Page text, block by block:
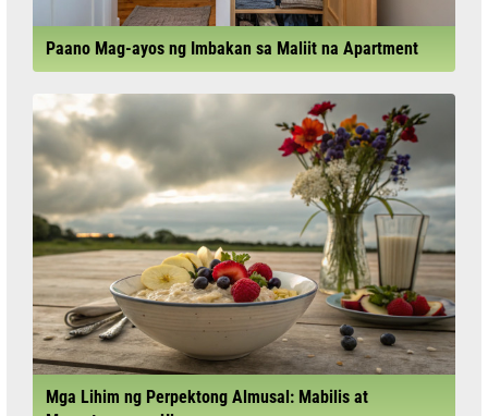
Paano Mag-ayos ng Imbakan sa Maliit na Apartment
Mga Lihim ng Perpektong Almusal: Mabilis at